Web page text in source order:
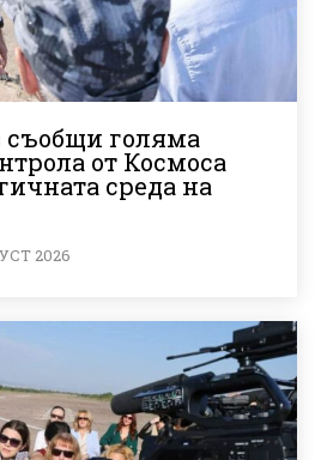
съобщи голяма
от Космоса
среда на
2026